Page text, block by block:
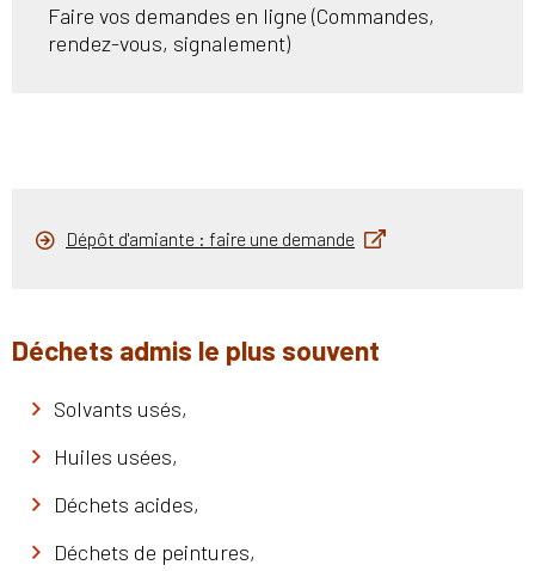
Faire vos demandes en ligne (Commandes,
rendez-vous, signalement)
Dépôt d'amiante : faire une demande
Déchets admis le plus souvent
Solvants usés,
Huiles usées,
Déchets acides,
Déchets de peintures,